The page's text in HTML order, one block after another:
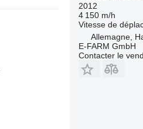
2012
4 150 m/h
Vitesse de
Allemagne,
E-FARM GmbH
Contacter le